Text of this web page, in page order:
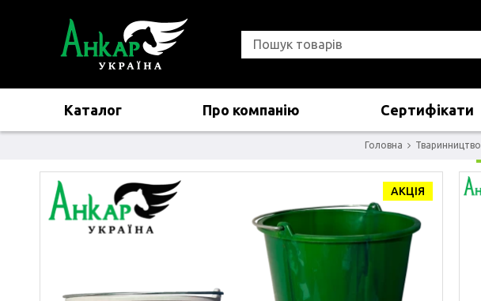
Каталог Про компанію Сертифікати
Головна Тваринництво
АКЦІЯ